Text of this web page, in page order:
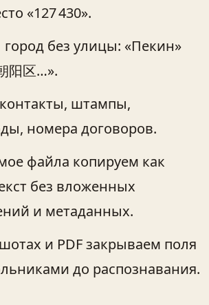
«127 430».
без улицы: «Пекин»
阳区…».
штампы,
номера договоров.
файла копируем как
без вложенных
и метаданных.
и PDF закрываем поля
до распознавания.